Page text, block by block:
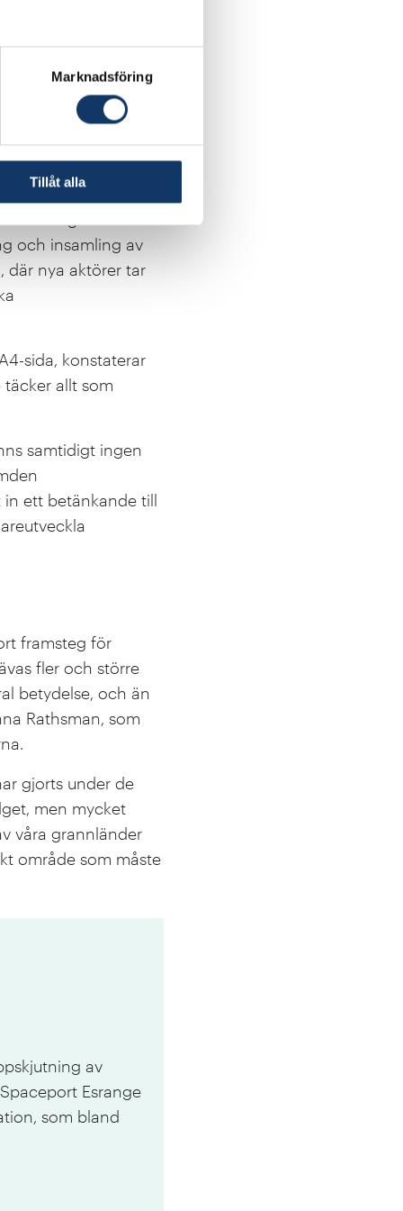
Marknadsföring
Tillåt alla
och det civila
begränsas till land,
och insamling av
där nya aktörer tar
sida, konstaterar
allt som
samtidigt ingen
in ett betänkande till
framsteg för
fler och större
betydelse, och än
Rathsman, som
gjorts under de
men mycket
våra grannländer
område som måste
av
Esrange
som bland